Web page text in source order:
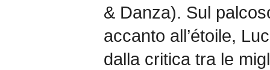
& Danza). Sul
accanto all’étoile,
dalla critica tra le